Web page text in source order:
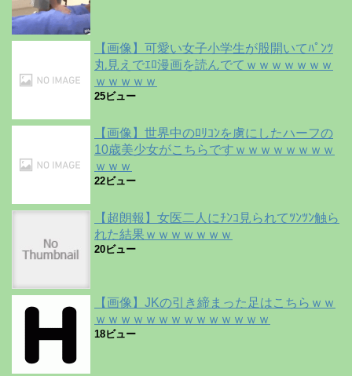
【画像】可愛い女子小学生が股開いてﾊﾟﾝﾂ
丸見えでｴﾛ漫画を読んでてｗｗｗｗｗｗｗ
ｗｗｗｗｗ
25ビュー
【画像】世界中のﾛﾘｺﾝを虜にしたハーフの
10歳美少女がこちらですｗｗｗｗｗｗｗｗ
ｗｗｗ
22ビュー
【超朗報】女医二人にﾁﾝｺ見られてﾂﾝﾂﾝ触ら
れた結果ｗｗｗｗｗｗｗ
20ビュー
【画像】JKの引き締まった足はこちらｗｗ
ｗｗｗｗｗｗｗｗｗｗｗｗｗｗ
18ビュー